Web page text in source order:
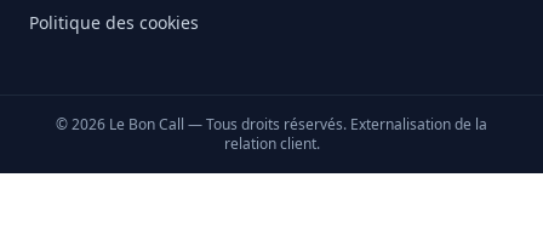
Politique des cookies
©2026 Le Bon Call — Tous droits réservés. Externalisation de la
relation client.